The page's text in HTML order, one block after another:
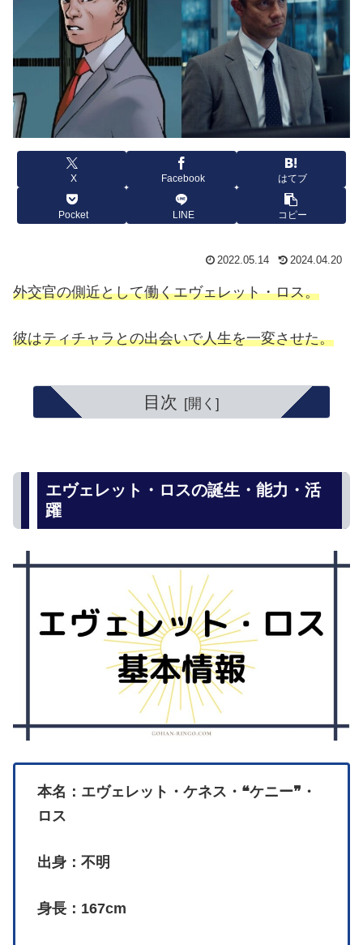
X Facebook はてブ
Pocket LINE コピー
2022.05.14 2024.04.20
外交官の側近として働くエヴェレット・ロス。
彼はティチャラとの出会いで人生を一変させた。
目次
エヴェレット・ロスの誕生・能力・活
躍
本名：エヴェレット・ケネス・❝ケニー❞・
ロス
出身：不明
身長：167cm